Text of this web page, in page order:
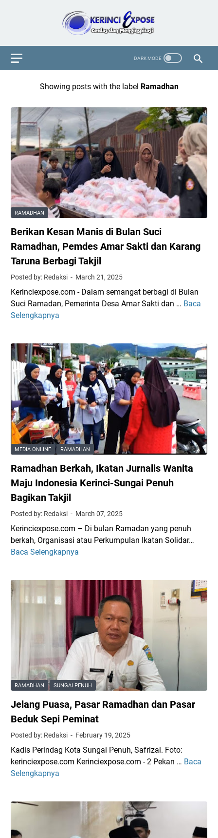
Showing posts with the label Ramadhan
RAMADHAN
Berikan Kesan Manis di Bulan Suci
Ramadhan, Pemdes Amar Sakti dan Karang
Taruna Berbagi Takjil
Posted by: Redaksi March 21, 2025
Kerinciexpose.com - Dalam semangat berbagi di Bulan
Suci Ramadan, Pemerinta Desa Amar Sakti dan … Baca
Selengkapnya
B
k
a
n
K
e
s
a
n
M
a
n
i
s
d
i
B
u
l
u
m
a
d
h
a
n
P
e
m
MEDIA ONLINE RAMADHAN
Ramadhan Berkah, Ikatan Jurnalis Wanita
Maju Indonesia Kerinci-Sungai Penuh
Bagikan Takjil
Posted by: Redaksi March 07, 2025
Kerinciexpose.com – Di bulan Ramadan yang penuh
berkah, Organisasi atau Perkumpulan Ikatan Solidar…
Baca Selengkapnya
a
h
n
B
e
k
a
h
,
k
a
t
u
RAMADHAN SUNGAI PENUH
Jelang Puasa, Pasar Ramadhan dan Pasar
Beduk Sepi Peminat
Posted by: Redaksi February 19, 2025
Kadis Perindag Kota Sungai Penuh, Safrizal. Foto:
kerinciexpose.com Kerinciexpose.com - 2 Pekan … Baca
Selengkapnya
J